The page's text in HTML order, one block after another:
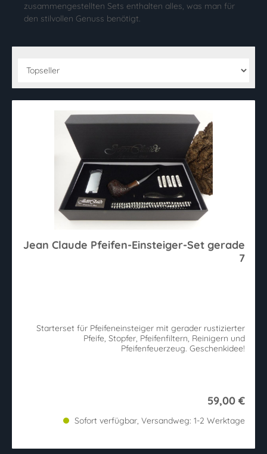
zusammengestellten Sets enthalten alles, was man für
den stilvollen Genuss benötigt.
Jean Claude Pfeifen-Einsteiger-Set gerade
7
Starterset für Pfeifeneinsteiger mit gerader rustizierter
Pfeife, Stopfer, Pfeifenfiltern, Reinigern und
Pfeifenfeuerzeug. Geschenkidee!
59,00 €
Sofort verfügbar, Versandweg: 1-2 Werktage